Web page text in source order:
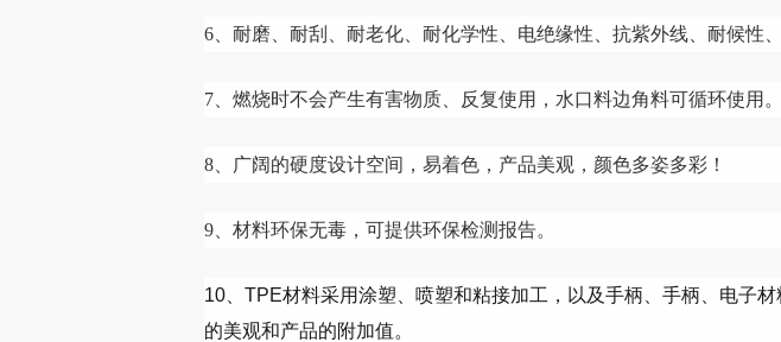
6、耐磨、耐刮、耐老化、耐化学性、电绝缘性、抗紫外线、耐候性
7、燃烧时不会产生有害物质、反复使用，水口料边角料可循环使用。
8、广阔的硬度设计空间，易着色，产品美观，颜色多姿多彩！
9、材料环保无毒，可提供环保检测报告。
10
TPE材料采用涂塑、喷塑和粘接加工，以及手柄、手柄、电子
的美观和产品的附加值。